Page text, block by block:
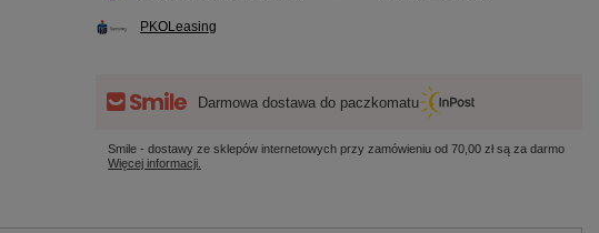
PKOLeasing
Darmowa dostawa do paczkomatu
Smile - dostawy ze sklepów internetowych przy zamówieniu od70,00 złsą za darmo
Więcej informacji.